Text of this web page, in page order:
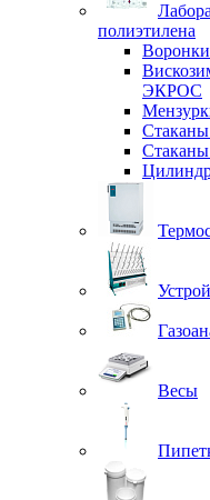
полиэтилена
ЭКРОС
Весы